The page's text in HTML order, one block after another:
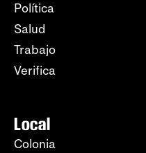
Política
Salud
Trabajo
Verifica
Local
Colonia